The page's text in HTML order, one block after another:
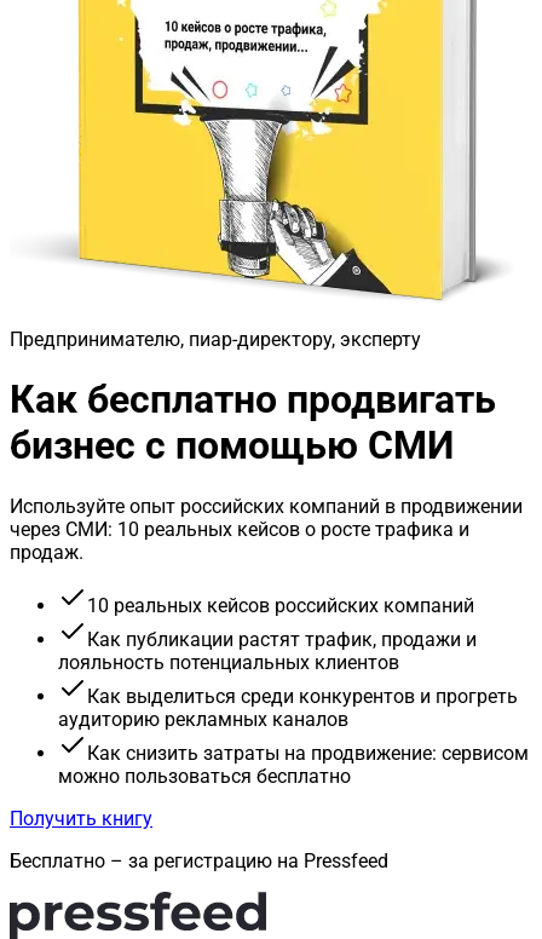
Предпринимателю, пиар-директору, эксперту
Как бесплатно продвигать
бизнес с помощью СМИ
Используйте опыт российских компаний в продвижении
через СМИ: 10 реальных кейсов о росте трафика и
продаж.
10 реальных кейсов российских компаний
Как публикации растят трафик, продажи и
лояльность потенциальных клиентов
Как выделиться среди конкурентов и прогреть
аудиторию рекламных каналов
Как снизить затраты на продвижение: сервисом
можно пользоваться бесплатно
Получить книгу
Бесплатно – за регистрацию на Pressfeed